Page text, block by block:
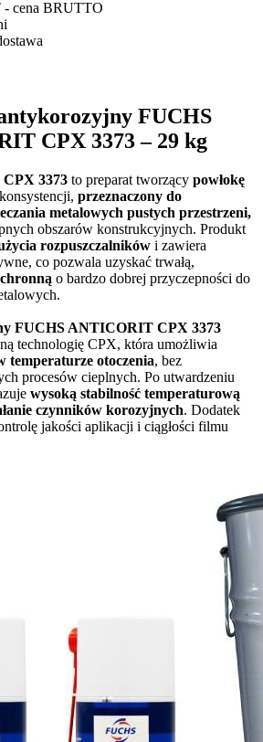
- cena BRUTTO
FUCHS
CPX 3373– 29 kg
3373 to preparat tworzący powłokę
przeznaczony do
metalowych pustych przestrzeni,
obszarów konstrukcyjnych. Produkt
rozpuszczalników i zawiera
co pozwala uzyskać trwałą,
o bardzo dobrej przyczepności do
FUCHS ANTICORIT CPX 3373
technologię CPX, która umożliwia
temperaturze otoczenia, bez
procesów cieplnych. Po utwardzeniu
wysoką stabilność temperaturową
czynników korozyjnych. Dodatek
jakości aplikacji i ciągłości filmu